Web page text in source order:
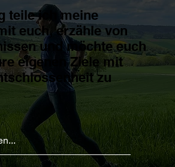
teile ich meine
euch, erzähle von
und möchte euch
eigenen Ziele mit
zu